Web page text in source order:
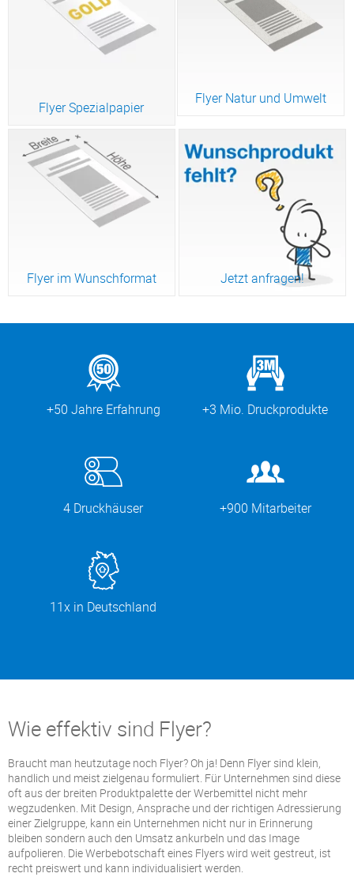
Flyer Spezialpapier
Flyer Natur und Umwelt
Flyer im Wunschformat Jetzt anfragen!
+50 Jahre Erfahrung +3 Mio. Druckprodukte
4 Druckhäuser +900 Mitarbeiter
11x in Deutschland
Wie effektiv sind Flyer?
Braucht man heutzutage noch Flyer? Oh ja! Denn Flyer sind klein,
handlich und meist zielgenau formuliert. Für Unternehmen sind diese
oft aus der breiten Produktpalette der Werbemittel nicht mehr
wegzudenken. Mit Design, Ansprache und der richtigen Adressierung
einer Zielgruppe, kann ein Unternehmen nicht nur in Erinnerung
bleiben sondern auch den Umsatz ankurbeln und das Image
aufpolieren. Die Werbebotschaft eines Flyers wird weit gestreut, ist
recht preiswert und kann individualisiert werden.